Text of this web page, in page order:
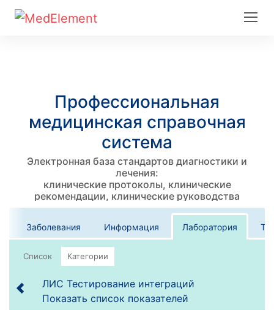
Профессиональная
медицинская справочная
система
Электронная база стандартов диагностики и
лечения:
клинические протоколы, клинические
рекомендации, клинические руководства
Заболевания Информация Лаборатория
Список Категории
ЛИС Тестирование интеграций
Показать список показателей